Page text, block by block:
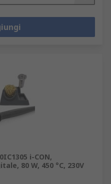
i-CON,
80 W, 450 °C, 230V